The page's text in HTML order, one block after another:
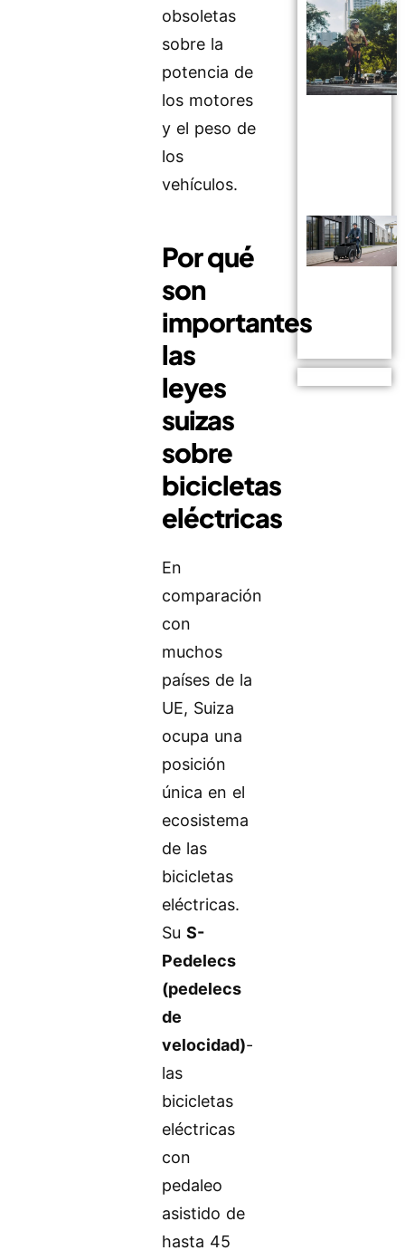
obsoletas
sobre la
potencia de
los motores
y el peso de
los
vehículos.
Por qué
son
importantes
las
leyes
suizas
sobre
bicicletas
eléctricas
En
comparación
con
muchos
países de la
UE, Suiza
ocupa una
posición
única en el
ecosistema
de las
bicicletas
eléctricas.
SuS-
Pedelecs
(pedelecs
de
velocidad)-
las
bicicletas
eléctricas
con
pedaleo
asistido de
hasta 45